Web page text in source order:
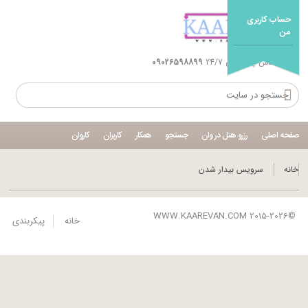
حساب کاربری
من
شماره تماس پشتیبانی 24/7 09026598899
صفحه اصلی رزرو هتل در وان جستجو همکار کاربران کاروان
خانه سرویس بیدار شدن
©WWW.KAAREVAN.COM 2015-2026 خانه پیکربندی